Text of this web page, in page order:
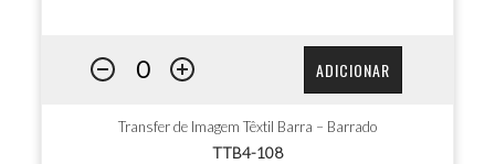
ADICIONAR
Transfer de Imagem Têxtil Barra – Barrado
TTB4-108